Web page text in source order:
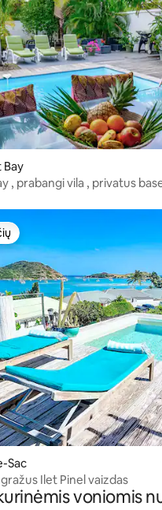
Bay
Orient Bay Anyway , prabangi vila ,
Sac
Ilet Pinel vaizdas
voniomis